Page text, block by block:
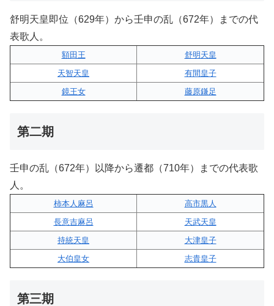
舒明天皇即位（629年）から壬申の乱（672年）までの代
表歌人。
額田王
舒明天皇
天智天皇
有間皇子
鏡王女
藤原鎌足
第二期
壬申の乱（672年）以降から遷都（710年）までの代表歌
人。
柿本人麻呂
高市黒人
長意吉麻呂
天武天皇
持統天皇
大津皇子
大伯皇女
志貴皇子
第三期